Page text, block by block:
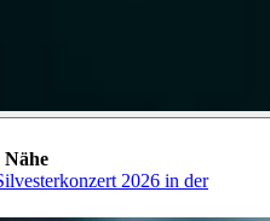
Nähe
2026 in der